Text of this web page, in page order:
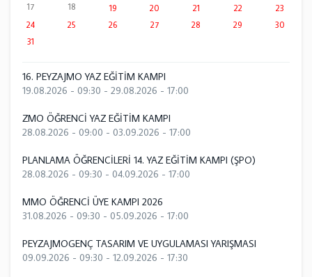
17
18 19 20 21 22
23
24
25 26 27 28 29
30
31
16. PEYZAJMO YAZ EĞİTİM KAMPI
19.08.2026 - 09:30 - 29.08.2026 - 17:00
ZMO ÖĞRENCİ YAZ EĞİTİM KAMPI
28.08.2026 - 09:00 - 03.09.2026 - 17:00
PLANLAMA ÖĞRENCİLERİ 14. YAZ EĞİTİM KAMPI (ŞPO)
28.08.2026 - 09:30 - 04.09.2026 - 17:00
MMO ÖĞRENCİ ÜYE KAMPI 2026
31.08.2026 - 09:30 - 05.09.2026 - 17:00
PEYZAJMOGENÇ TASARIM VE UYGULAMASI YARIŞMASI
09.09.2026 - 09:30 - 12.09.2026 - 17:30